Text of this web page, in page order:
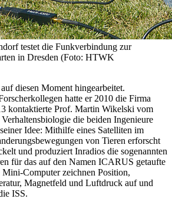
testet die Funkverbindung zur
in Dresden (Foto: HTWK
diesen Moment hingearbeitet.
hatte er 2010 die Firma
kontaktierte Prof. Martin Wikelski vom
die beiden Ingenieure
Idee: Mithilfe eines Satelliten im
von Tieren erforscht
und produziert Inradios die sogenannten
für das auf den Namen ICARUS getaufte
Computer zeichnen Position,
Magnetfeld und Luftdruck auf und
ISS.